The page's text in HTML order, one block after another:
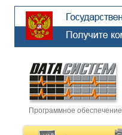
Программное обеспечение